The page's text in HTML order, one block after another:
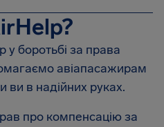
у боротьбі за права
авіапасажирам
ви в надійних руках.
про компенсацію за